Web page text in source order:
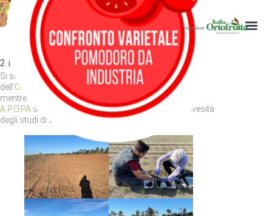
sopralluogo
Fasi di trapianto e sopralluogo
2 Maggio 2022
Si sono concluse le fasi di trapianto anche sui campi
dell’OP CENTRALE ORTOFRUTTICOLA DI TARQUINIA
mentre a Marigliano (NA) presso il campo dell’
A.P.O.PA si sono svolti i controlli del CREA e dell’Univesità
degli studi di Salerno.